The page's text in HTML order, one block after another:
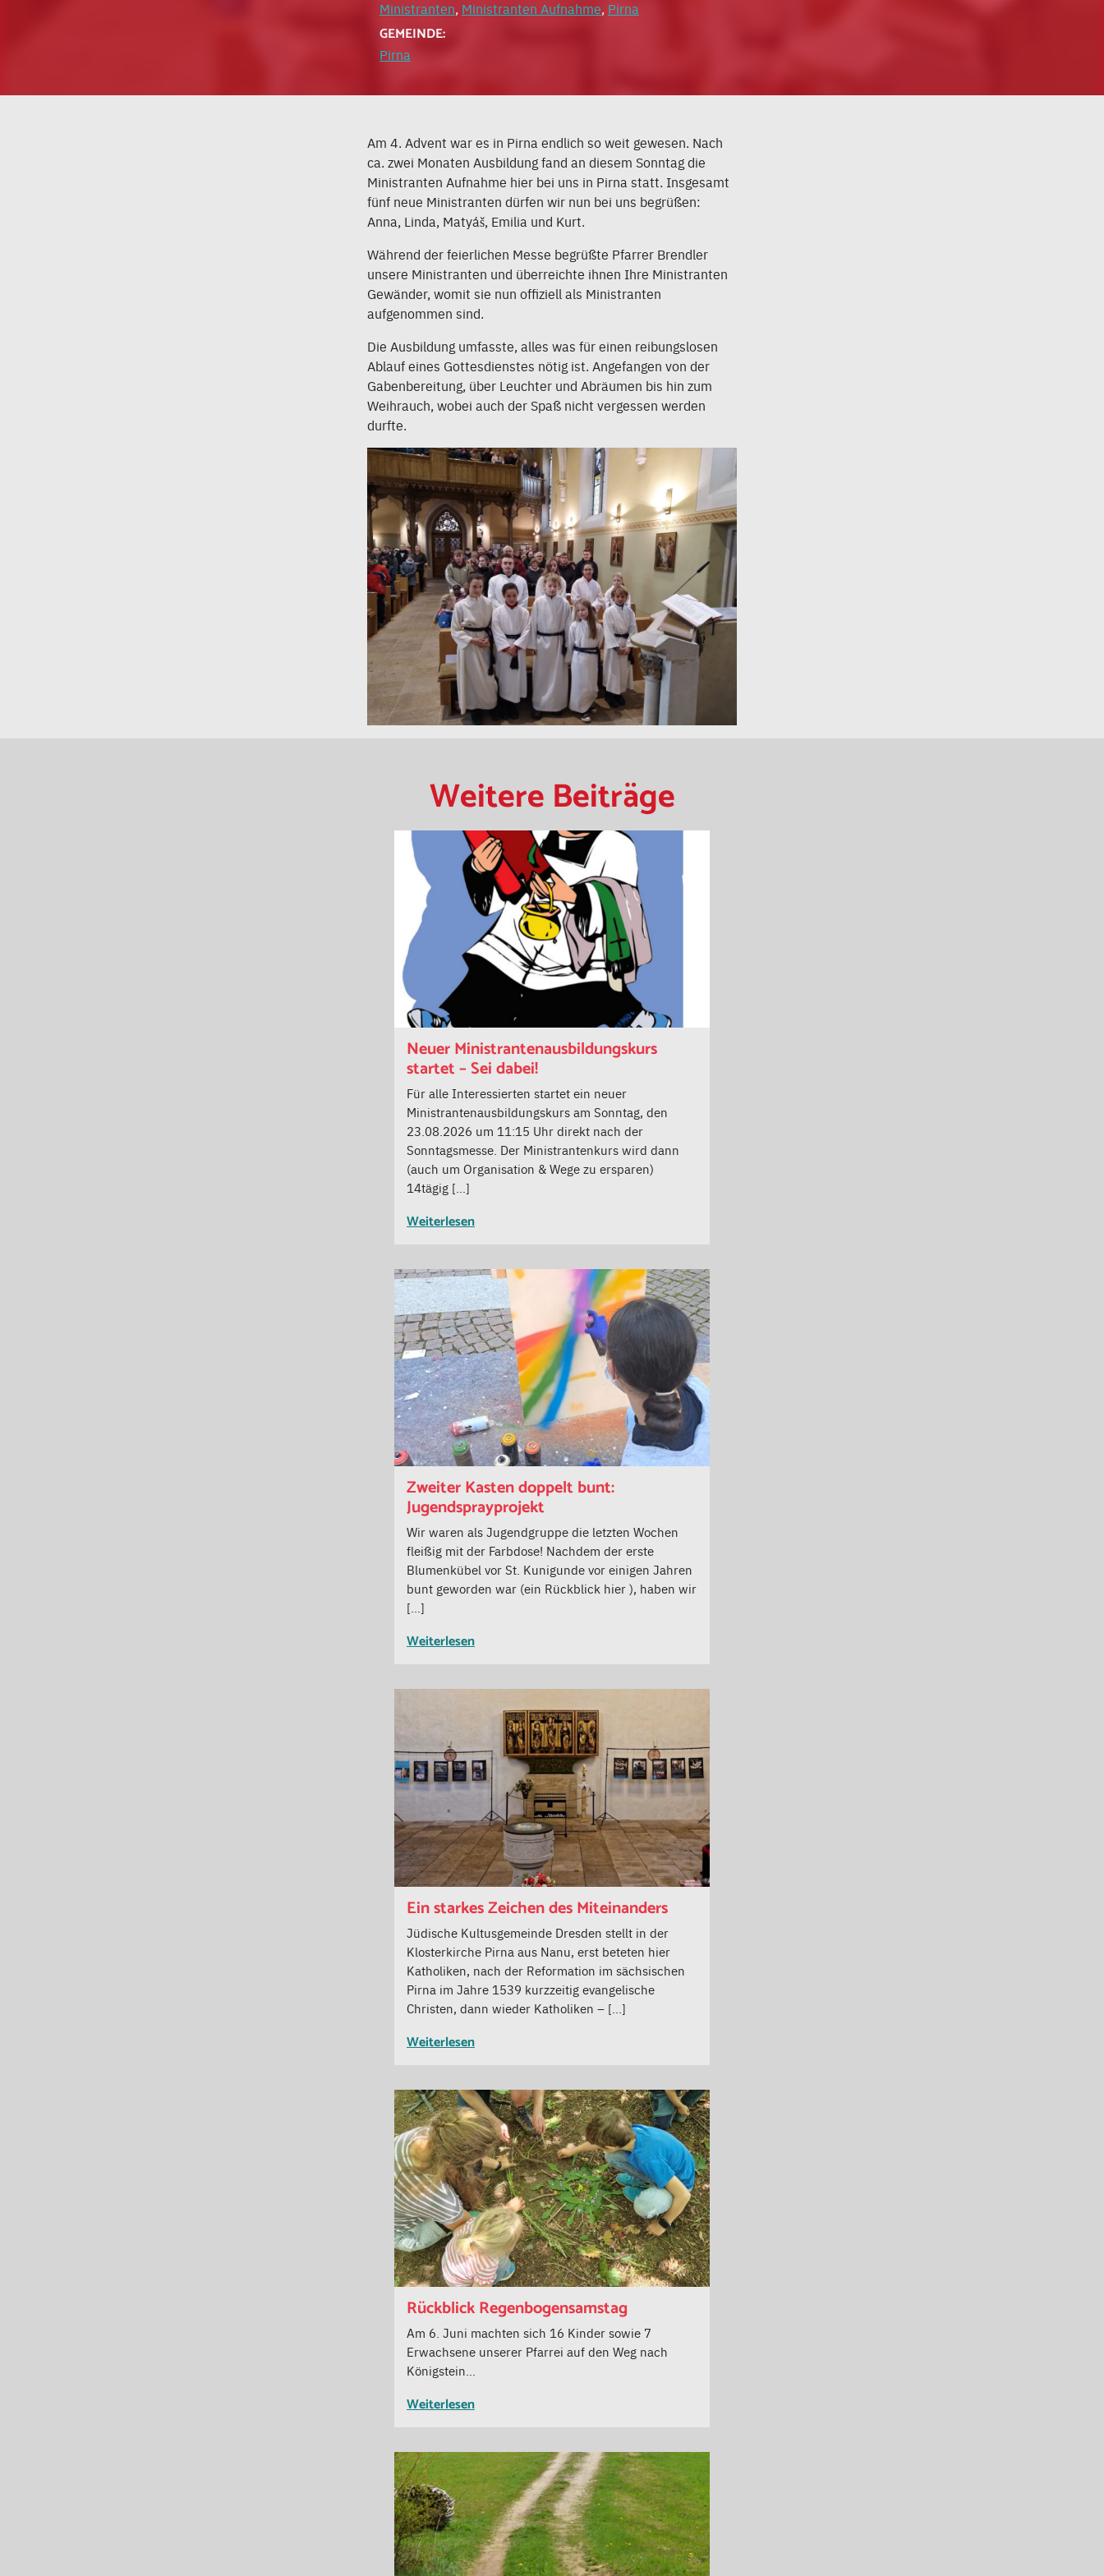
Ministranten, Ministranten Aufnahme, Pirna
GEMEINDE:
Pirna
Am 4. Advent war es in Pirna endlich so weit gewesen. Nach
ca. zwei Monaten Ausbildung fand an diesem Sonntag die
Ministranten Aufnahme hier bei uns in Pirna statt. Insgesamt
fünf neue Ministranten dürfen wir nun bei uns begrüßen:
Anna, Linda, Matyáš, Emilia und Kurt.
Während der feierlichen Messe begrüßte Pfarrer Brendler
unsere Ministranten und überreichte ihnen Ihre Ministranten
Gewänder, womit sie nun offiziell als Ministranten
aufgenommen sind.
Die Ausbildung umfasste, alles was für einen reibungslosen
Ablauf eines Gottesdienstes nötig ist. Angefangen von der
Gabenbereitung, über Leuchter und Abräumen bis hin zum
Weihrauch, wobei auch der Spaß nicht vergessen werden
durfte.
Weitere Beiträge
Neuer Ministrantenausbildungskurs
startet – Sei dabei!
Für alle Interessierten startet ein neuer
Ministrantenausbildungskurs am Sonntag, den
23.08.2026 um 11:15 Uhr direkt nach der
Sonntagsmesse. Der Ministrantenkurs wird dann
(auch um Organisation & Wege zu ersparen)
14tägig […]
Weiterlesen
Zweiter Kasten doppelt bunt:
Jugendsprayprojekt
Wir waren als Jugendgruppe die letzten Wochen
fleißig mit der Farbdose! Nachdem der erste
Blumenkübel vor St. Kunigunde vor einigen Jahren
bunt geworden war (ein Rückblick hier ), haben wir
[…]
Weiterlesen
Ein starkes Zeichen des Miteinanders
Jüdische Kultusgemeinde Dresden stellt in der
Klosterkirche Pirna aus Nanu, erst beteten hier
Katholiken, nach der Reformation im sächsischen
Pirna im Jahre 1539 kurzzeitig evangelische
Christen, dann wieder Katholiken – […]
Weiterlesen
Rückblick Regenbogensamstag
Am 6. Juni machten sich 16 Kinder sowie 7
Erwachsene unserer Pfarrei auf den Weg nach
Königstein…
Weiterlesen